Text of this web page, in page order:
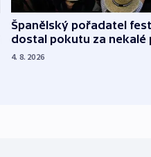
Španělský pořadatel
dostal pokutu za nekalé
4. 8. 2026